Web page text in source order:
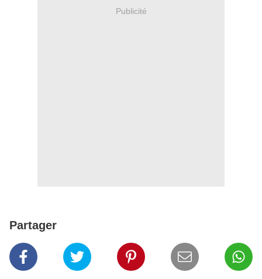
Publicité
Partager